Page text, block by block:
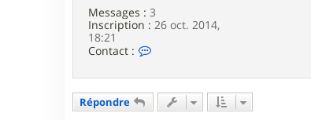
Messages : 3
Inscription : 26 oct. 2014,
18:21
Contact :
c
Répondre